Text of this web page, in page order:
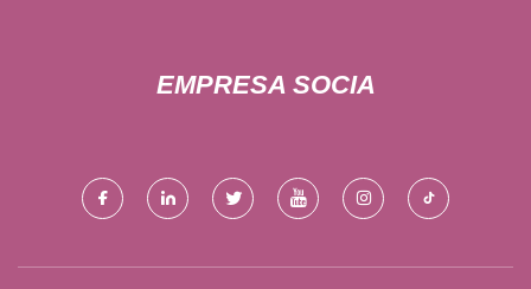
EMPRESA SOCIA